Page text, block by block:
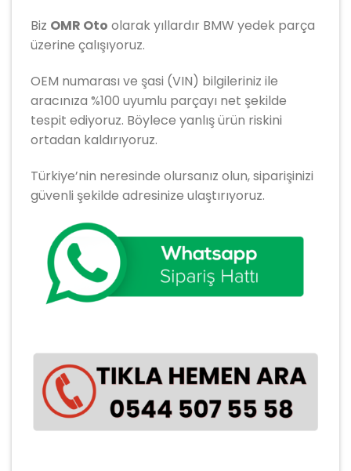
Biz OMR Oto olarak yıllardır BMW yedek parça
üzerine çalışıyoruz.
OEM numarası ve şasi (VIN) bilgileriniz ile
aracınıza %100 uyumlu parçayı net şekilde
tespit ediyoruz. Böylece yanlış ürün riskini
ortadan kaldırıyoruz.
Türkiye’nin neresinde olursanız olun, siparişinizi
güvenli şekilde adresinize ulaştırıyoruz.